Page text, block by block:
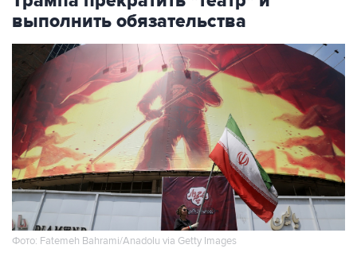
Фото: Fatemeh Bahrami/Anadolu via Getty Images
Москва. 7 августа. INTERFAX.RU - В Тегеране